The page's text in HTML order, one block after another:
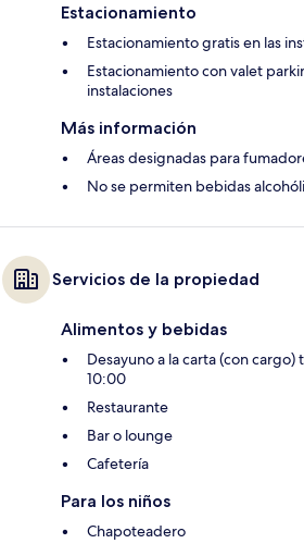
Estacionamiento
Estacionamiento gratis en las
Estacionamiento con valet
instalaciones
Más información
Áreas designadas para
No se permiten bebidas
Servicios de la propiedad
Alimentos y bebidas
Desayuno a la carta (con
10:00
Restaurante
Bar o lounge
Cafetería
Para los niños
Chapoteadero